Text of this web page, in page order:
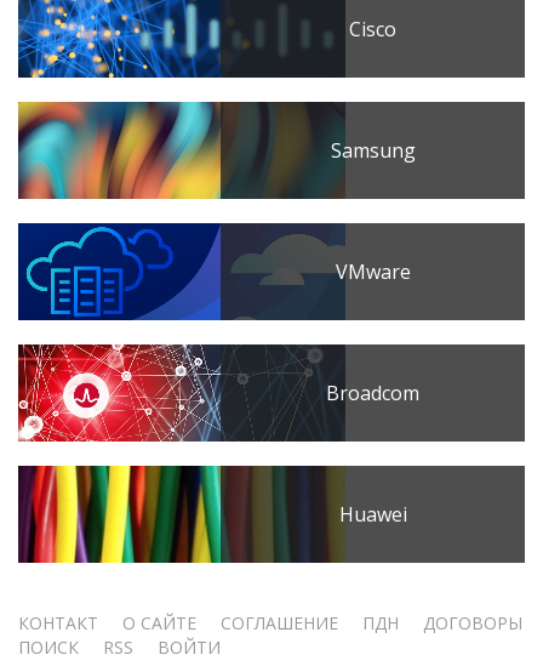
Cisco
Samsung
VMware
Broadcom
Huawei
Меню
КОНТАКТ О САЙТЕ СОГЛАШЕНИЕ ПДН
ДОГОВОРЫ
ПОИСК
RSS ВОЙТИ